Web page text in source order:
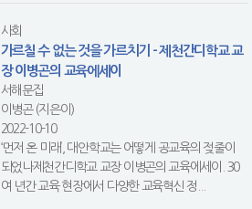
사회
가르칠 수 없는 것을 가르치기 - 제천간디학교 교
장 이병곤의 교육에세이
서해문집
이병곤 (지은이)
2022-10-10
‘먼저 온 미래’, 대안학교는 어떻게 공교육의 젖줄이
되었나제천간디학교 교장 이병곤의 교육에세이. 30
여 년간 교육 현장에서 다양한 교육혁신 정...